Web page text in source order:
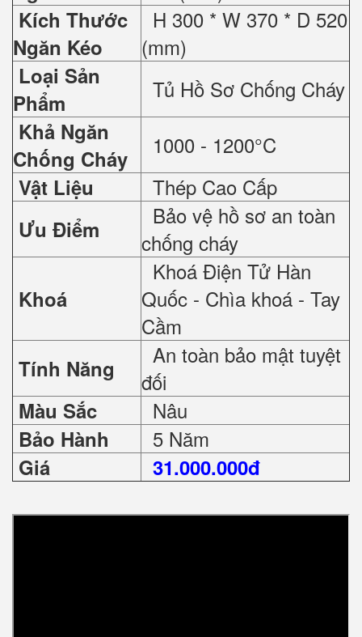
Kích Thước
Ngăn Kéo
H 300 * W 370 * D 520
(mm)
Loại Sản
Phẩm
Tủ Hồ Sơ Chống Cháy
Khả Ngăn
Chống Cháy
1000 - 1200°C
Vật Liệu Thép Cao Cấp
Ưu Điểm
Bảo vệ hồ sơ an toàn
chống cháy
Khoá
Khoá Điện Tử Hàn
Quốc - Chìa khoá - Tay
Cầm
Tính Năng
An toàn bảo mật tuyệt
đối
Màu Sắc Nâu
Bảo Hành 5 Năm
Giá 31.000.000đ